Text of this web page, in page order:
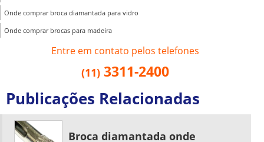
Onde comprar broca diamantada para vidro
Onde comprar brocas para madeira
Entre em contato pelos telefones
(11) 3311-2400
Publicações Relacionadas
Broca diamantada onde